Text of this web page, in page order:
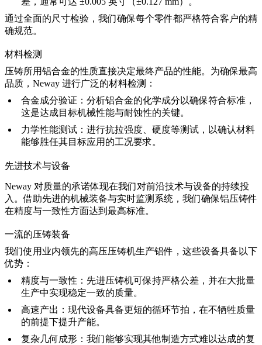
通过全面的尺寸检验，我们确保每个零件都严格符合客户的精
确规范。
材料检测
压铸所用铝合金的性质直接决定最终产品的性能。为确保最高
品质，Neway 进行广泛的材料检测：
合金成分验证： 分析铝合金的化学成分以确保符合标准，
这是达成目标机械性能与耐蚀性的关键。
力学性能测试： 进行抗拉强度、硬度等测试，以确认材料
能够胜任其目标应用的工况要求。
先进技术与设备
Neway 对质量的承诺体现在我们对前沿技术与设备的持续投
入。借助先进的机械装备与实时监测系统，我们确保铝压铸件
在精度与一致性方面达到最高标准。
一流的压铸装备
我们使用业内领先的高压压铸机生产铝件，这些设备具备以下
优势：
精度与一致性： 先进压铸机可保持严格公差，并在大批量
生产中实现稳定一致的质量。
高速产出： 现代设备具备更短的循环节拍，在不牺牲质量
的前提下提升产能。
复杂几何成形： 我们能够实现其他制造方式难以达成的复